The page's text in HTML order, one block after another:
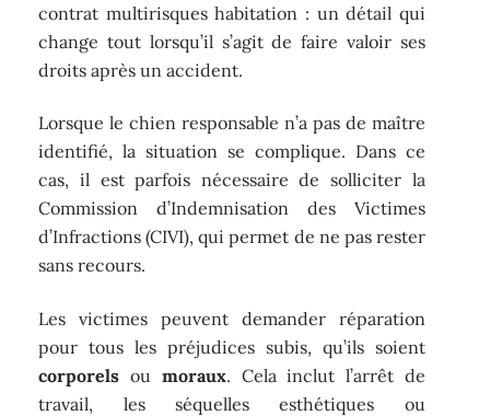
contrat multirisques habitation : un détail qui
change tout lorsqu’il s’agit de faire valoir ses
droits après un accident.
Lorsque le chien responsable n’a pas de maître
identifié, la situation se complique. Dans ce
cas, il est parfois nécessaire de solliciter la
Commission d’Indemnisation des Victimes
d’Infractions (CIVI), qui permet de ne pas rester
sans recours.
Les victimes peuvent demander réparation
pour tous les préjudices subis, qu’ils soient
corporels ou moraux. Cela inclut l’arrêt de
travail, les séquelles esthétiques ou